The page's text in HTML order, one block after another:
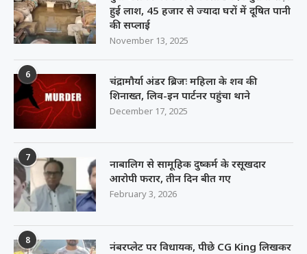
हुई लाश, 45 हजार से ज्यादा घरों में दूषित पानी
की सप्लाई
November 13, 2025
6
चंद्रामौर्या अंडर ब्रिजः महिला के शव की
शिनाख्त, लिव-इन पार्टनर पहुंचा थाने
December 17, 2025
7
नाबालिग से सामूहिक दुष्कर्म के रसूखदार
आरोपी फरार, तीन दिन बीत गए
February 3, 2026
8
नंबरप्लेट पर विधायक, पीछे CG King लिखकर